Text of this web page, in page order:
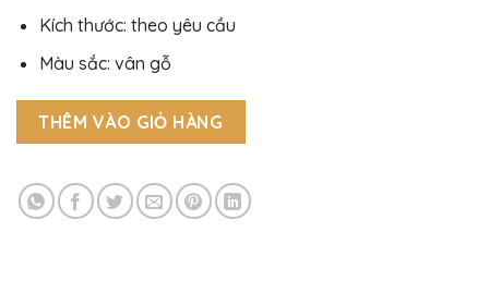
Kích thước: theo yêu cầu
Màu sắc: vân gỗ
THÊM VÀO GIỎ HÀNG